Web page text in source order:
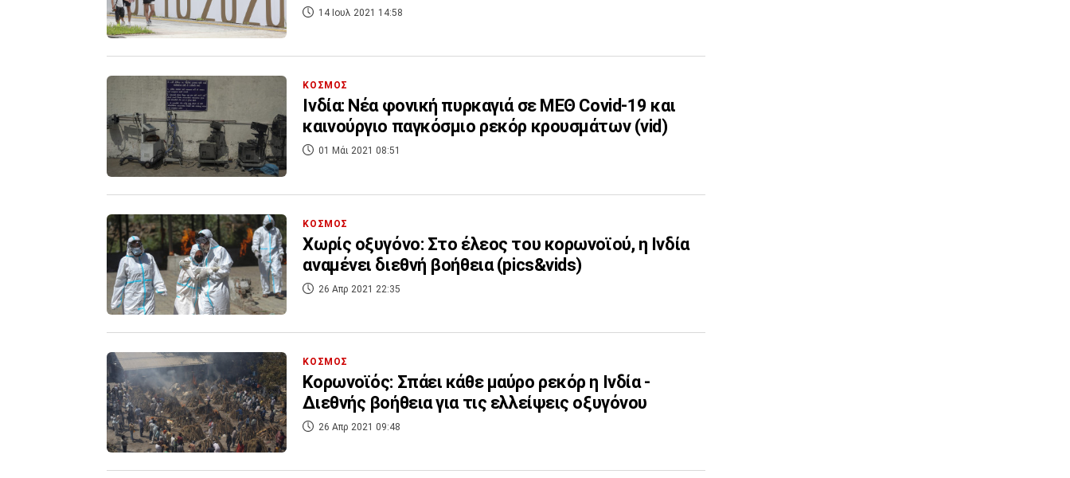
14 Ιουλ 2021 14:58
ΚΟΣΜΟΣ
Ινδία: Νέα φονική πυρκαγιά σε ΜΕΘ Covid-19 και
καινούργιο παγκόσμιο ρεκόρ κρουσμάτων (vid)
01 Μάι 2021 08:51
ΚΟΣΜΟΣ
Χωρίς οξυγόνο: Στο έλεος του κορωνοϊού, η Ινδία
αναμένει διεθνή βοήθεια (pics&vids)
26 Απρ 2021 22:35
ΚΟΣΜΟΣ
Κορωνοϊός: Σπάει κάθε μαύρο ρεκόρ η Ινδία -
Διεθνής βοήθεια για τις ελλείψεις οξυγόνου
26 Απρ 2021 09:48